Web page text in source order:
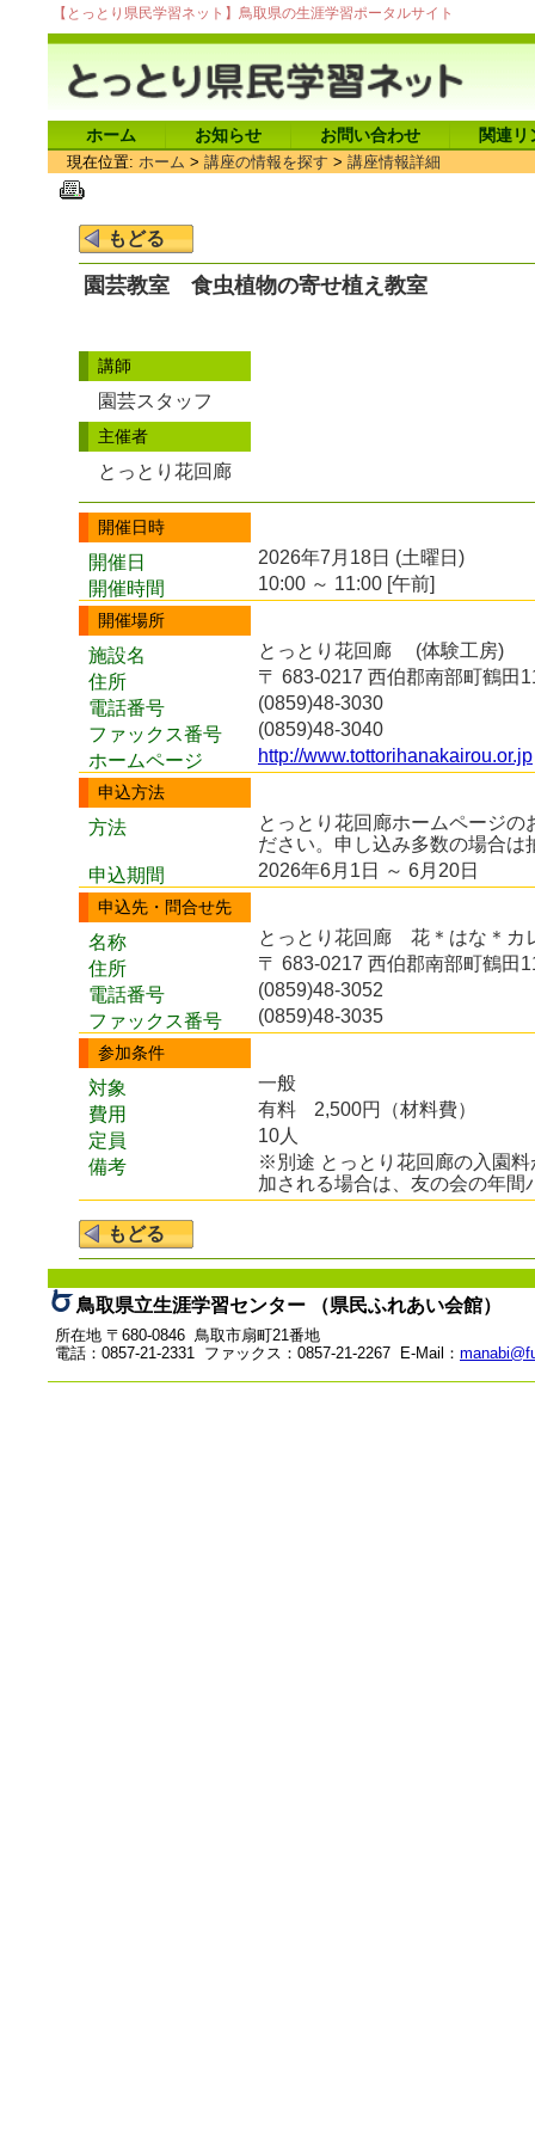
【とっとり県民学習ネット】鳥取県の生涯学習ポータルサイト
ホーム お知らせ お問い合わせ 関連リ
現在位置: ホーム > 講座の情報を探す > 講座情報詳細
園芸教室 食虫植物の寄せ植え教室
講師
園芸スタッフ
主催者
とっとり花回廊
開催日時
開催日
2026年7月18日 (土曜日)
開催時間
10:00 ～ 11:00 [午前]
開催場所
施設名
とっとり花回廊 (体験工房)
住所
〒 683-0217 西伯郡南部町鶴田
電話番号
(0859)48-3030
ファックス番号
(0859)48-3040
ホームページ
http://www.tottorihanakairou.or.jp
申込方法
方法
とっとり花回廊ホームページ
ださい。申し込み多数の場合
申込期間
2026年6月1日 ～ 6月20日
申込先・問合せ先
名称
とっとり花回廊 花＊はな＊カ
住所
〒 683-0217 西伯郡南部町鶴田
電話番号
(0859)48-3052
ファックス番号
(0859)48-3035
参加条件
対象
一般
費用
有料
2,500円（材料費）
定員
10人
備考
※別途 とっとり花回廊の入園
加される場合は、友の会の年間
鳥取県立生涯学習センター （県民ふれあい会館）
所在地 〒680-0846 鳥取市扇町21番地
電話：0857-21-2331 ファックス：0857-21-2267 E-Mail：